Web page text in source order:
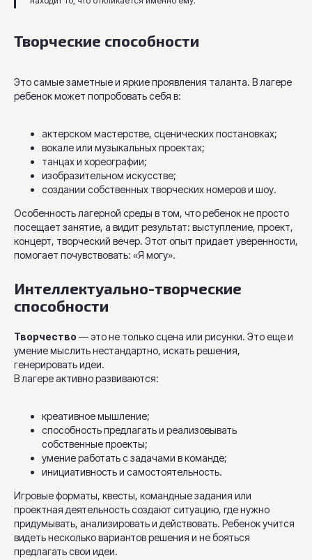
Творческие способности
Это самые заметные и яркие проявления таланта. В лагере
ребенок может попробовать себя в:
актерском мастерстве, сценических постановках;
вокале или музыкальных проектах;
танцах и хореографии;
изобразительном искусстве;
создании собственных творческих номеров и шоу.
Особенность лагерной среды в том, что ребенок не просто
посещает занятие, а видит результат: выступление, проект,
концерт, творческий вечер. Этот опыт придает уверенности,
помогает почувствовать: «Я могу».
Интеллектуально-творческие
способности
Творчество — это не только сцена или рисунки. Это еще и
умение мыслить нестандартно, искать решения,
генерировать идеи.
В лагере активно развиваются:
креативное мышление;
способность предлагать и реализовывать
собственные проекты;
умение работать с задачами в команде;
инициативность и самостоятельность.
Игровые форматы, квесты, командные задания или
проектная деятельность создают ситуацию, где нужно
придумывать, анализировать и действовать. Ребенок учится
видеть несколько вариантов решения и не бояться
предлагать свои идеи.